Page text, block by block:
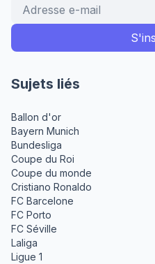
Sujets liés
Ballon d'or
Bayern Munich
Bundesliga
Coupe du Roi
Coupe du monde
Cristiano Ronaldo
FC Barcelone
FC Porto
FC Séville
Laliga
Ligue 1